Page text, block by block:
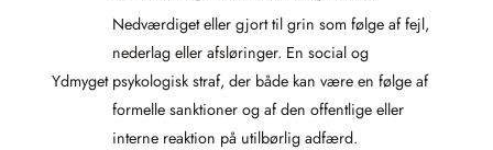
Ydmyget
Nedværdiget eller gjort til grin som følge af fejl,
nederlag eller afsløringer. En social og
psykologisk straf, der både kan være en følge af
formelle sanktioner og af den offentlige eller
interne reaktion på utilbørlig adfærd.